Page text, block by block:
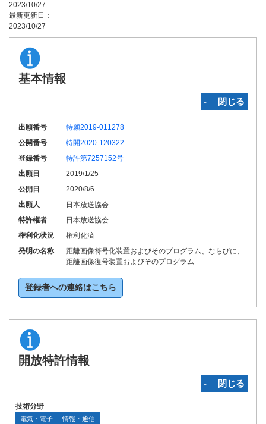
2023/10/27
最新更新日：
2023/10/27
基本情報
‐ 閉じる
出願番号
特願2019-011278
公開番号
特開2020-120322
登録番号
特許第7257152号
出願日
2019/1/25
公開日
2020/8/6
出願人
日本放送協会
特許権者
日本放送協会
権利化状況
権利化済
発明の名称
距離画像符号化装置およびそのプログラム、ならびに、
距離画像復号装置およびそのプログラム
登録者への連絡はこちら
開放特許情報
‐ 閉じる
技術分野
電気・電子 情報・通信